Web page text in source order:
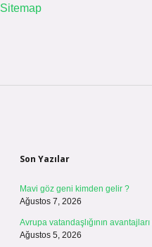
Sitemap
Son Yazılar
Mavi göz geni kimden gelir ?
Ağustos 7, 2026
Avrupa vatandaşlığının
Ağustos 5, 2026